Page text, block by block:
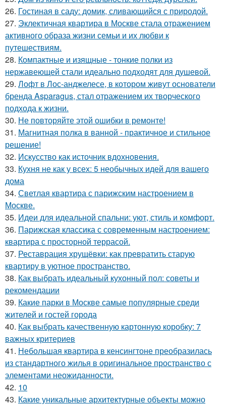
26. Гостиная в саду: домик, сливающийся с природой.
27. Эклектичная квартира в Москве стала отражением
активного образа жизни семьи и их любви к
путешествиям.
28. Компактные и изящные - тонкие полки из
нержавеющей стали идеально подходят для душевой.
29. Лофт в Лос-анджелесе, в котором живут основатели
бренда Asparagus, стал отражением их творческого
подхода к жизни.
30. Не повторяйте этой ошибки в ремонте!
31. Магнитная полка в ванной - практичное и стильное
решение!
32. Искусство как источник вдохновения.
33. Кухня не как у всех: 5 необычных идей для вашего
дома
34. Светлая квартира с парижским настроением в
Москве.
35. Идеи для идеальной спальни: уют, стиль и комфорт.
36. Парижская классика с современным настроением:
квартира с просторной террасой.
37. Реставрация хрущёвки: как превратить старую
квартиру в уютное пространство.
38. Как выбрать идеальный кухонный пол: советы и
рекомендации
39. Какие парки в Москве самые популярные среди
жителей и гостей города
40. Как выбрать качественную картонную коробку: 7
важных критериев
41. Небольшая квартира в кенсингтоне преобразилась
из стандартного жилья в оригинальное пространство с
элементами неожиданности.
42. 10
43. Какие уникальные архитектурные объекты можно